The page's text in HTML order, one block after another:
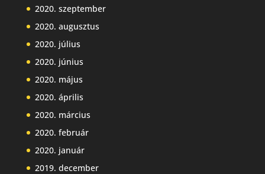
2020. szeptember
2020. augusztus
2020. július
2020. június
2020. május
2020. április
2020. március
2020. február
2020. január
2019. december